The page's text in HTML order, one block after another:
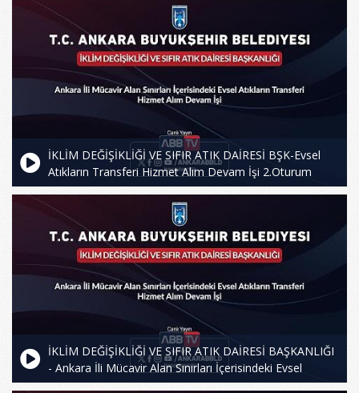
İKLİM DEĞİŞİKLİĞİ VE SIFIR ATIK DAİRESİ BŞK-Evsel
Atıkların Transferi Hizmet Alım Devam İşi 2.Oturum
İKLİM DEĞİŞİKLİĞİ VE SIFIR ATIK DAİRESİ BAŞKANLIĞI
- Ankara İli Mücavir Alan Sınırları İçerisindeki Evsel
Atıkların Transferi Hizmet Alım Devam İşi